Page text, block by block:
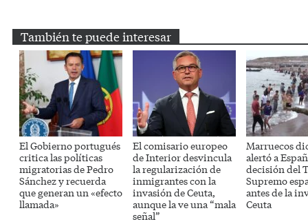
También te puede interesar
El Gobierno portugués
critica las políticas
migratorias de Pedro
Sánchez y recuerda
que generan un «efecto
llamada»
El comisario europeo
de Interior desvincula
la regularización de
inmigrantes con la
invasión de Ceuta,
aunque la ve una “mala
señal”
Marruecos
alertó a
decisión del
Supremo
antes de la
Ceuta